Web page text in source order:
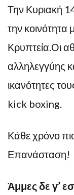
Την Κυριακή
την
Κρυπτεία.Οι
αλληλεγγύης
ικανότητες
kick boxing.
Κάθε χρόνο
Επανάσταση!
Άμμες δε γ’